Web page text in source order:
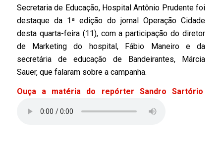
Secretaria de Educação, Hospital Antônio Prudente foi
destaque da 1ª edição do jornal Operação Cidade
desta quarta-feira (11), com a participação do diretor
de Marketing do hospital, Fábio Maneiro e da
secretária de educação de Bandeirantes, Márcia
Sauer, que falaram sobre a campanha.
Ouça a matéria do repórter Sandro Sartório